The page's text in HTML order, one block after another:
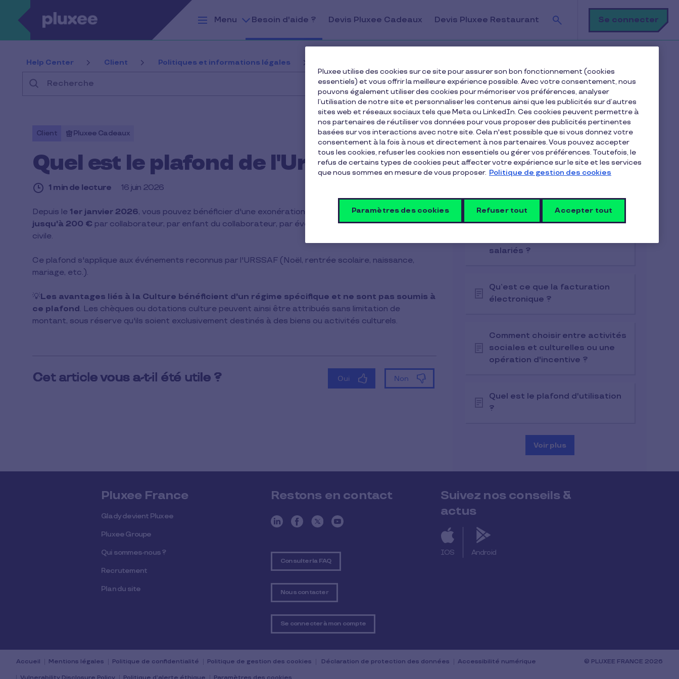
Aller au contenu principal
Menu
Besoin d'aide ? Devis Pluxee Cadeaux Devis Pluxee Restaurant
Recherche
Se connecter
Help Center Client Politiques et informations légales
Client Pluxee Cadeaux
Quel est le plafond de l'Urssaf ?
1 min de lecture 16 juin 2026
1
min
de
lecture
Depuis le 1er janvier 2026, vous pouvez bénéficier d'une exonération de charges sociales allant
jusqu'à 200 € par collaborateur, par enfant du collaborateur, par événement URSSAF et par année
civile.
Ce plafond s'applique aux événements reconnus par l'URSSAF (Noël, rentrée scolaire, naissance,
mariage, etc.).
💡Les avantages liés à la Culture bénéficient d'un régime spécifique et ne sont pas soumis à
ce plafond. Les chèques ou dotations culture peuvent ainsi être attribués sans limitation de
montant, sous réserve qu'ils soient exclusivement destinés à des biens ou activités culturels.
Articles dans la catégorie
Politiques et informations
légales
Quel est l’âge limite pour
l’attribution d’une Carte Pluxee
salariés ?
Qu’est ce que la facturation
électronique ? ​
Comment choisir entre activités
sociales et culturelles ou une
opération d'incentive ?
Quel est le plafond d'utilisation
?
Voir plus
Pluxee France
Glady devient Pluxee
Pluxee Groupe
Qui sommes-nous ?
Recrutement
Plan du site
Restons en contact
Consulter la FAQ
Nous contacter
Se connecter à mon compte
Suivez nos conseils &
actus
IOS Android
Accueil Mentions légales Politique de confidentialité Politique de gestion des cookies Déclaration de protection des données Accessibilité numérique © PLUXEE FRANCE 2026
Pluxee utilise des cookies sur ce site pour assurer son bon fonctionnement (cookies
essentiels) et vous offrir la meilleure expérience possible. Avec votre consentement, nous
pouvons également utiliser des cookies pour mémoriser vos préférences, analyser
l’utilisation de notre site et personnaliser les contenus ainsi que les publicités sur d’autres
sites web et réseaux sociaux tels que Meta ou LinkedIn. Ces cookies peuvent permettre à
nos partenaires de réutiliser vos données pour vous proposer des publicités pertinentes
basées sur vos interactions avec notre site. Cela n'est possible que si vous donnez votre
consentement à la fois à nous et directement à nos partenaires. Vous pouvez accepter
tous les cookies, refuser les cookies non essentiels ou gérer vos préférences. Toutefois, le
refus de certains types de cookies peut affecter votre expérience sur le site et les services
que nous sommes en mesure de vous proposer. Politique de gestion des cookies
Paramètres des cookies Refuser tout Accepter tout